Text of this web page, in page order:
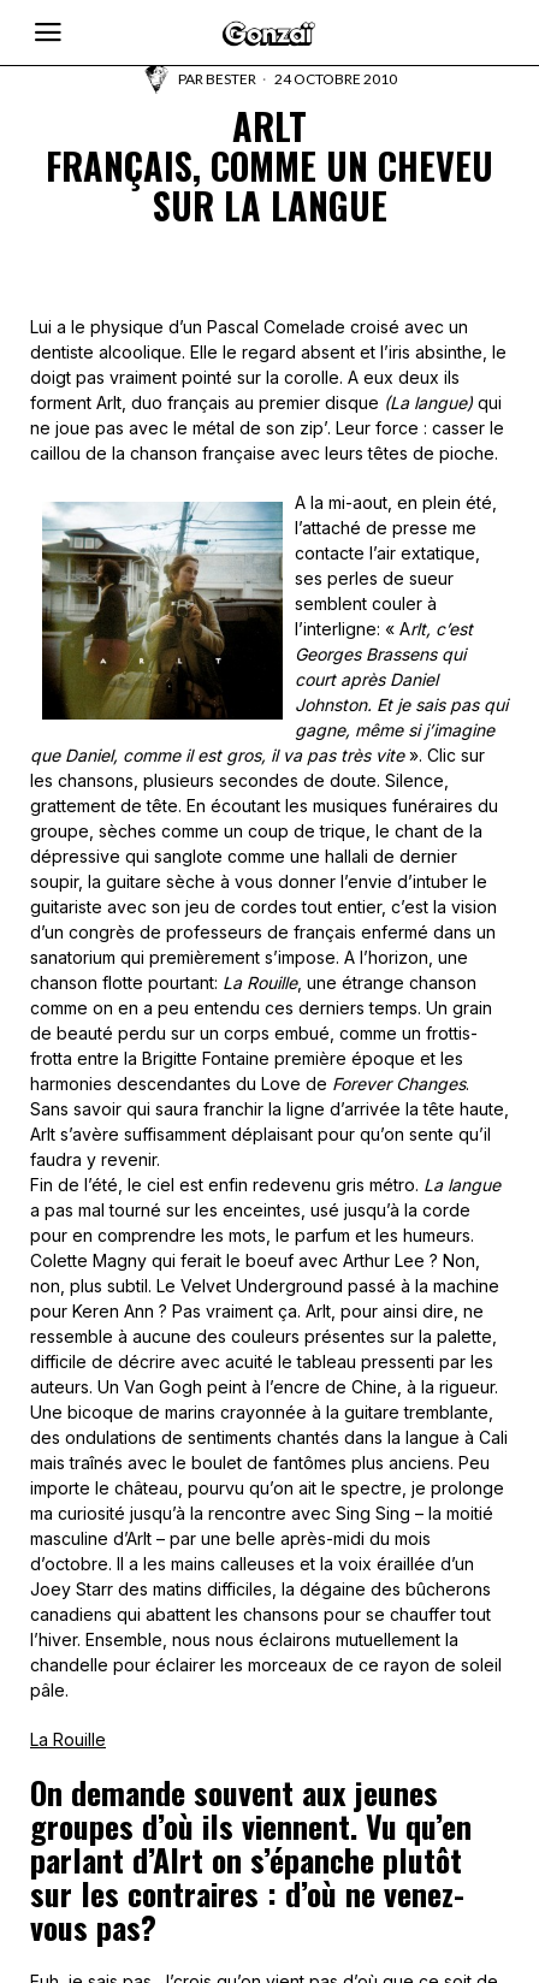
PARBESTER 24 OCTOBRE 2010
ARLT
FRANÇAIS, COMME UN CHEVEU
SUR LA LANGUE
Lui a le physique d’un Pascal Comelade croisé avec un
dentiste alcoolique. Elle le regard absent et l’iris absinthe, le
doigt pas vraiment pointé sur la corolle. A eux deux ils
forment Arlt, duo français au premier disque (La langue) qui
ne joue pas avec le métal de son zip’. Leur force : casser le
caillou de la chanson française avec leurs têtes de pioche.
A la mi-aout, en plein été,
l’attaché de presse me
contacte l’air extatique,
ses perles de sueur
semblent couler à
l’interligne: « Arlt, c’est
Georges Brassens qui
court après Daniel
Johnston. Et je sais pas qui
gagne, même si j’imagine
que Daniel, comme il est gros, il va pas très vite». Clic sur
les chansons, plusieurs secondes de doute. Silence,
grattement de tête. En écoutant les musiques funéraires du
groupe, sèches comme un coup de trique, le chant de la
dépressive qui sanglote comme une hallali de dernier
soupir, la guitare sèche à vous donner l’envie d’intuber le
guitariste avec son jeu de cordes tout entier, c’est la vision
d’un congrès de professeurs de français enfermé dans un
sanatorium qui premièrement s’impose. A l’horizon, une
chanson flotte pourtant: La Rouille, une étrange chanson
comme on en a peu entendu ces derniers temps. Un grain
de beauté perdu sur un corps embué, comme un frottis-
frotta entre la Brigitte Fontaine première époque et les
harmonies descendantes du Love de Forever Changes.
Sans savoir qui saura franchir la ligne d’arrivée la tête haute,
Arlt s’avère suffisamment déplaisant pour qu’on sente qu’il
faudra y revenir.
Fin de l’été, le ciel est enfin redevenu gris métro. La langue
a pas mal tourné sur les enceintes, usé jusqu’à la corde
pour en comprendre les mots, le parfum et les humeurs.
Colette Magny qui ferait le boeuf avec Arthur Lee ? Non,
non, plus subtil. Le Velvet Underground passé à la machine
pour Keren Ann ? Pas vraiment ça. Arlt, pour ainsi dire, ne
ressemble à aucune des couleurs présentes sur la palette,
difficile de décrire avec acuité le tableau pressenti par les
auteurs. Un Van Gogh peint à l’encre de Chine, à la rigueur.
Une bicoque de marins crayonnée à la guitare tremblante,
des ondulations de sentiments chantés dans la langue à Cali
mais traînés avec le boulet de fantômes plus anciens. Peu
importe le château, pourvu qu’on ait le spectre, je prolonge
ma curiosité jusqu’à la rencontre avec Sing Sing – la moitié
masculine d’Arlt – par une belle après-midi du mois
d’octobre. Il a les mains calleuses et la voix éraillée d’un
Joey Starr des matins difficiles, la dégaine des bûcherons
canadiens qui abattent les chansons pour se chauffer tout
l’hiver. Ensemble, nous nous éclairons mutuellement la
chandelle pour éclairer les morceaux de ce rayon de soleil
pâle.
La Rouille
On demande souvent aux jeunes
groupes d’où ils viennent. Vu qu’en
parlant d’Alrt on s’épanche plutôt
sur les contraires : d’où ne venez-
vous pas?